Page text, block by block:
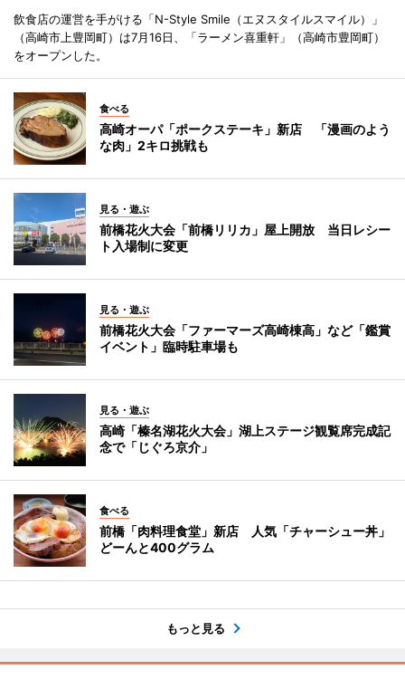
飲食店の運営を手がける「N-Style Smile（エヌスタイルスマイル）」
（高崎市上豊岡町）は7月16日、「ラーメン喜重軒」（高崎市豊岡町）
をオープンした。
食べる
高崎オーパ「ポークステーキ」新店 「漫画のよう
な肉」2キロ挑戦も
見る・遊ぶ
前橋花火大会「前橋リリカ」屋上開放 当日レシー
ト入場制に変更
見る・遊ぶ
前橋花火大会「ファーマーズ高崎棟高」など「鑑賞
イベント」臨時駐車場も
見る・遊ぶ
高崎「榛名湖花火大会」湖上ステージ観覧席完成記
念で「じぐろ京介」
食べる
前橋「肉料理食堂」新店 人気「チャーシュー丼」
どーんと400グラム
もっと見る